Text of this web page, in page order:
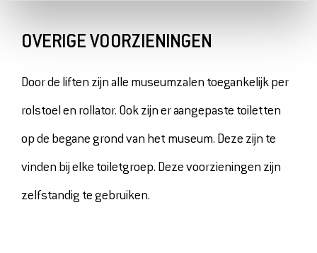
OVERIGE VOORZIENINGEN
Door de liften zijn alle museumzalen toegankelijk per
rolstoel en rollator. Ook zijn er aangepaste toiletten
op de begane grond van het museum. Deze zijn te
vinden bij elke toiletgroep. Deze voorzieningen zijn
zelfstandig te gebruiken.